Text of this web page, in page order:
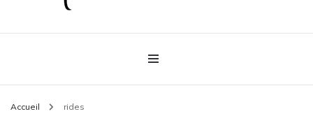
Plaire & Séduire
Conseil mode et séduction
Accueil rides